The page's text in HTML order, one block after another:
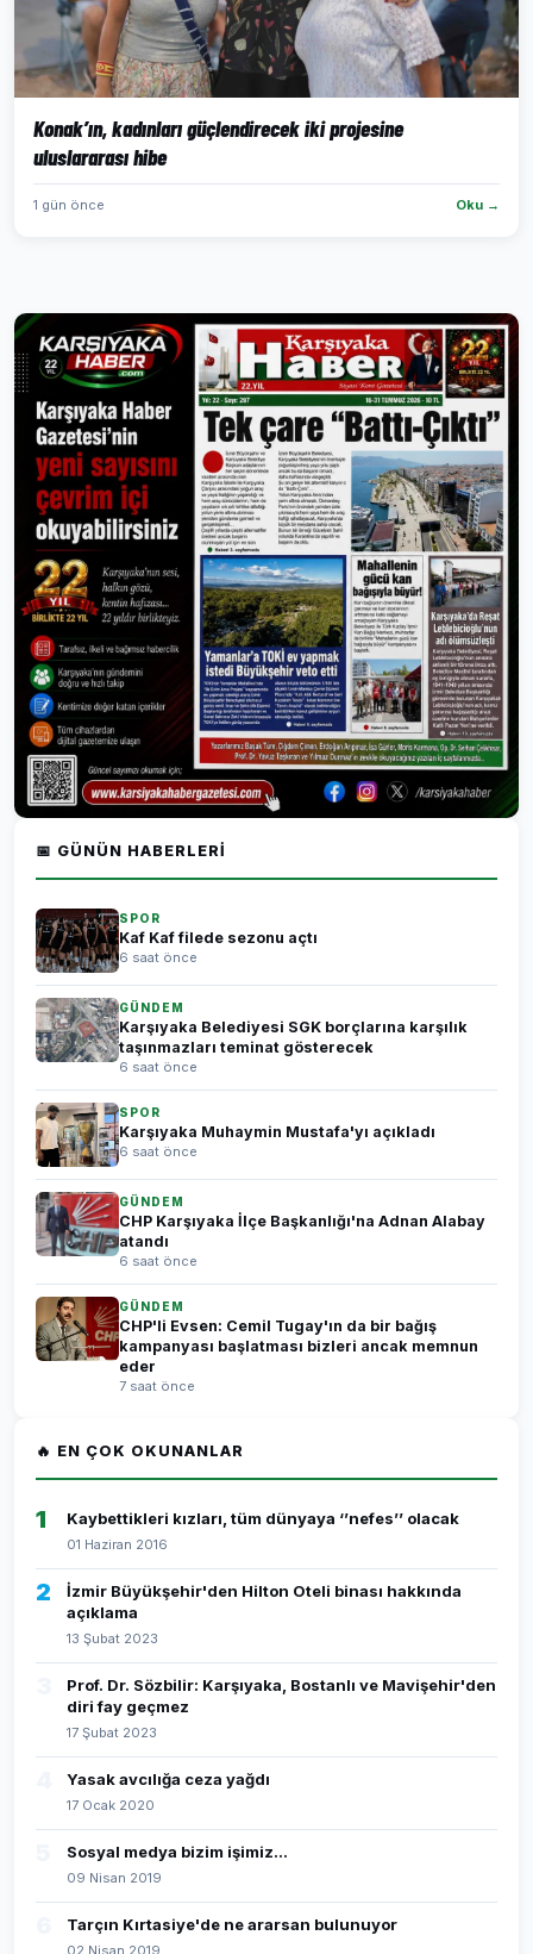
Konak’ın, kadınları güçlendirecek iki projesine
uluslararası hibe
1 gün önce Oku →
📅 GÜNÜN HABERLERI
SPOR
Kaf Kaf filede sezonu açtı
6 saat önce
GÜNDEM
Karşıyaka Belediyesi SGK borçlarına karşılık
taşınmazları teminat gösterecek
6 saat önce
SPOR
Karşıyaka Muhaymin Mustafa'yı açıkladı
6 saat önce
GÜNDEM
CHP Karşıyaka İlçe Başkanlığı'na Adnan Alabay
atandı
6 saat önce
GÜNDEM
CHP'li Evsen: Cemil Tugay'ın da bir bağış
kampanyası başlatması bizleri ancak memnun
eder
7 saat önce
🔥 EN ÇOK OKUNANLAR
1 Kaybettikleri kızları, tüm dünyaya ‘’nefes’’ olacak
01 Haziran 2016
2
İzmir Büyükşehir'den Hilton Oteli binası hakkında
açıklama
13 Şubat 2023
Prof. Dr. Sözbilir: Karşıyaka, Bostanlı ve Mavişehir'den
diri fay geçmez
17 Şubat 2023
Yasak avcılığa ceza yağdı
17 Ocak 2020
Sosyal medya bizim işimiz...
09 Nisan 2019
Tarçın Kırtasiye'de ne ararsan bulunuyor
02 Nisan 2019